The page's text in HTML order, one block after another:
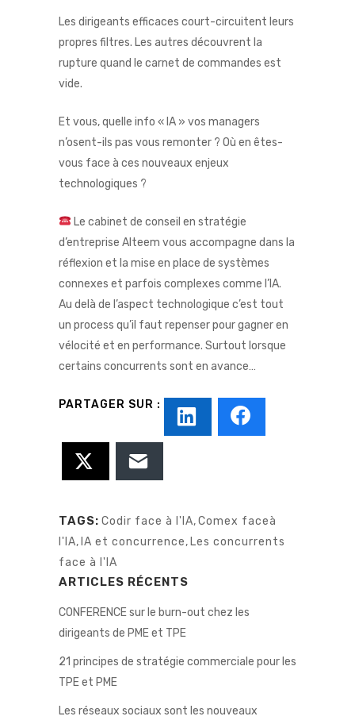
Les dirigeants efficaces court-circuitent leurs
propres filtres. Les autres découvrent la
rupture quand le carnet de commandes est
vide.
Et vous, quelle info « IA » vos managers
n’osent-ils pas vous remonter ? Où en êtes-
vous face à ces nouveaux enjeux
technologiques ?
Le cabinet de conseil en stratégie
d’entreprise Alteem vous accompagne dans la
réflexion et la mise en place de systèmes
connexes et parfois complexes comme l’IA.
Au delà de l’aspect technologique c’est tout
un process qu’il faut repenser pour gagner en
vélocité et en performance. Surtout lorsque
certains concurrents sont en avance…
TAGS: Codir face à l'IA,Comex faceà
l'IA, IA et concurrence, Les concurrents
face à l'IA
ARTICLES RÉCENTS
CONFERENCE sur le burn-out chez les
dirigeants de PME et TPE
21 principes de stratégie commerciale pour les
TPE et PME
Les réseaux sociaux sont les nouveaux